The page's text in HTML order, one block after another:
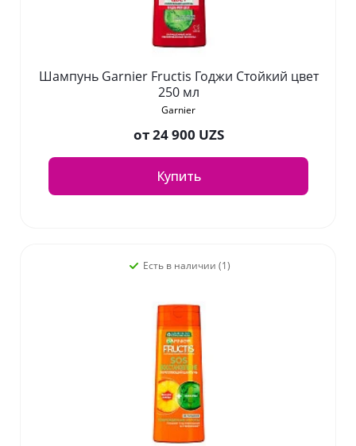
Шампунь Garnier Fructis Годжи Стойкий цвет
250 мл
Garnier
от24 900 UZS
Купить
Есть в наличии (1)